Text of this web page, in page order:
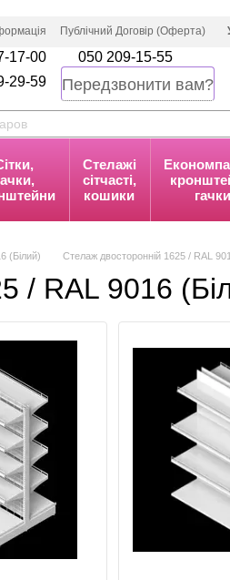
Публічний Договір (Оферта)
17-00
050 209-15-55
29-59
Передзвонити вам?
Стелажі
сітчасті,
кошики
гачки
(Білий) Стелаж двосторонній 1625 / RAL
/ RAL 9016